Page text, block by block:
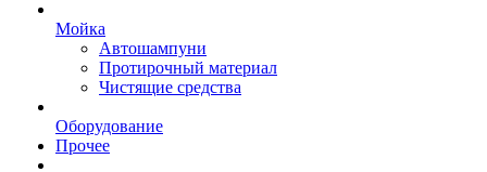
Мойка
Автошампуни
Протирочный материал
Чистящие средства
Оборудование
Прочее